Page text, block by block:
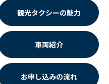
観光タクシーの魅力
車両紹介
お申し込みの流れ